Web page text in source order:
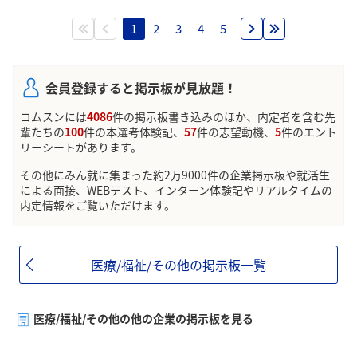
1 2 3 4 5
会員登録すると掲示板が見放題！
コムスンには4086件の掲示板書き込みのほか、内定者を含む先
輩たちの100件の本選考体験記、 57件の志望動機、 5件のエント
リーシートがあります。
その他にみん就に集まった約2万9000件の企業掲示板や就活生
による面接、WEBテスト、インターン体験記やリアルタイムの
内定情報をご覧いただけます。
医療/福祉/その他の掲示板一覧
医療/福祉/その他の他の企業の掲示板を見る